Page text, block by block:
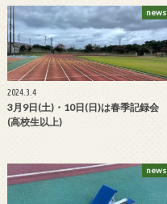
news
2024.3.4
3月9日(土)・10日(日)は春季記録会
(高校生以上)
news